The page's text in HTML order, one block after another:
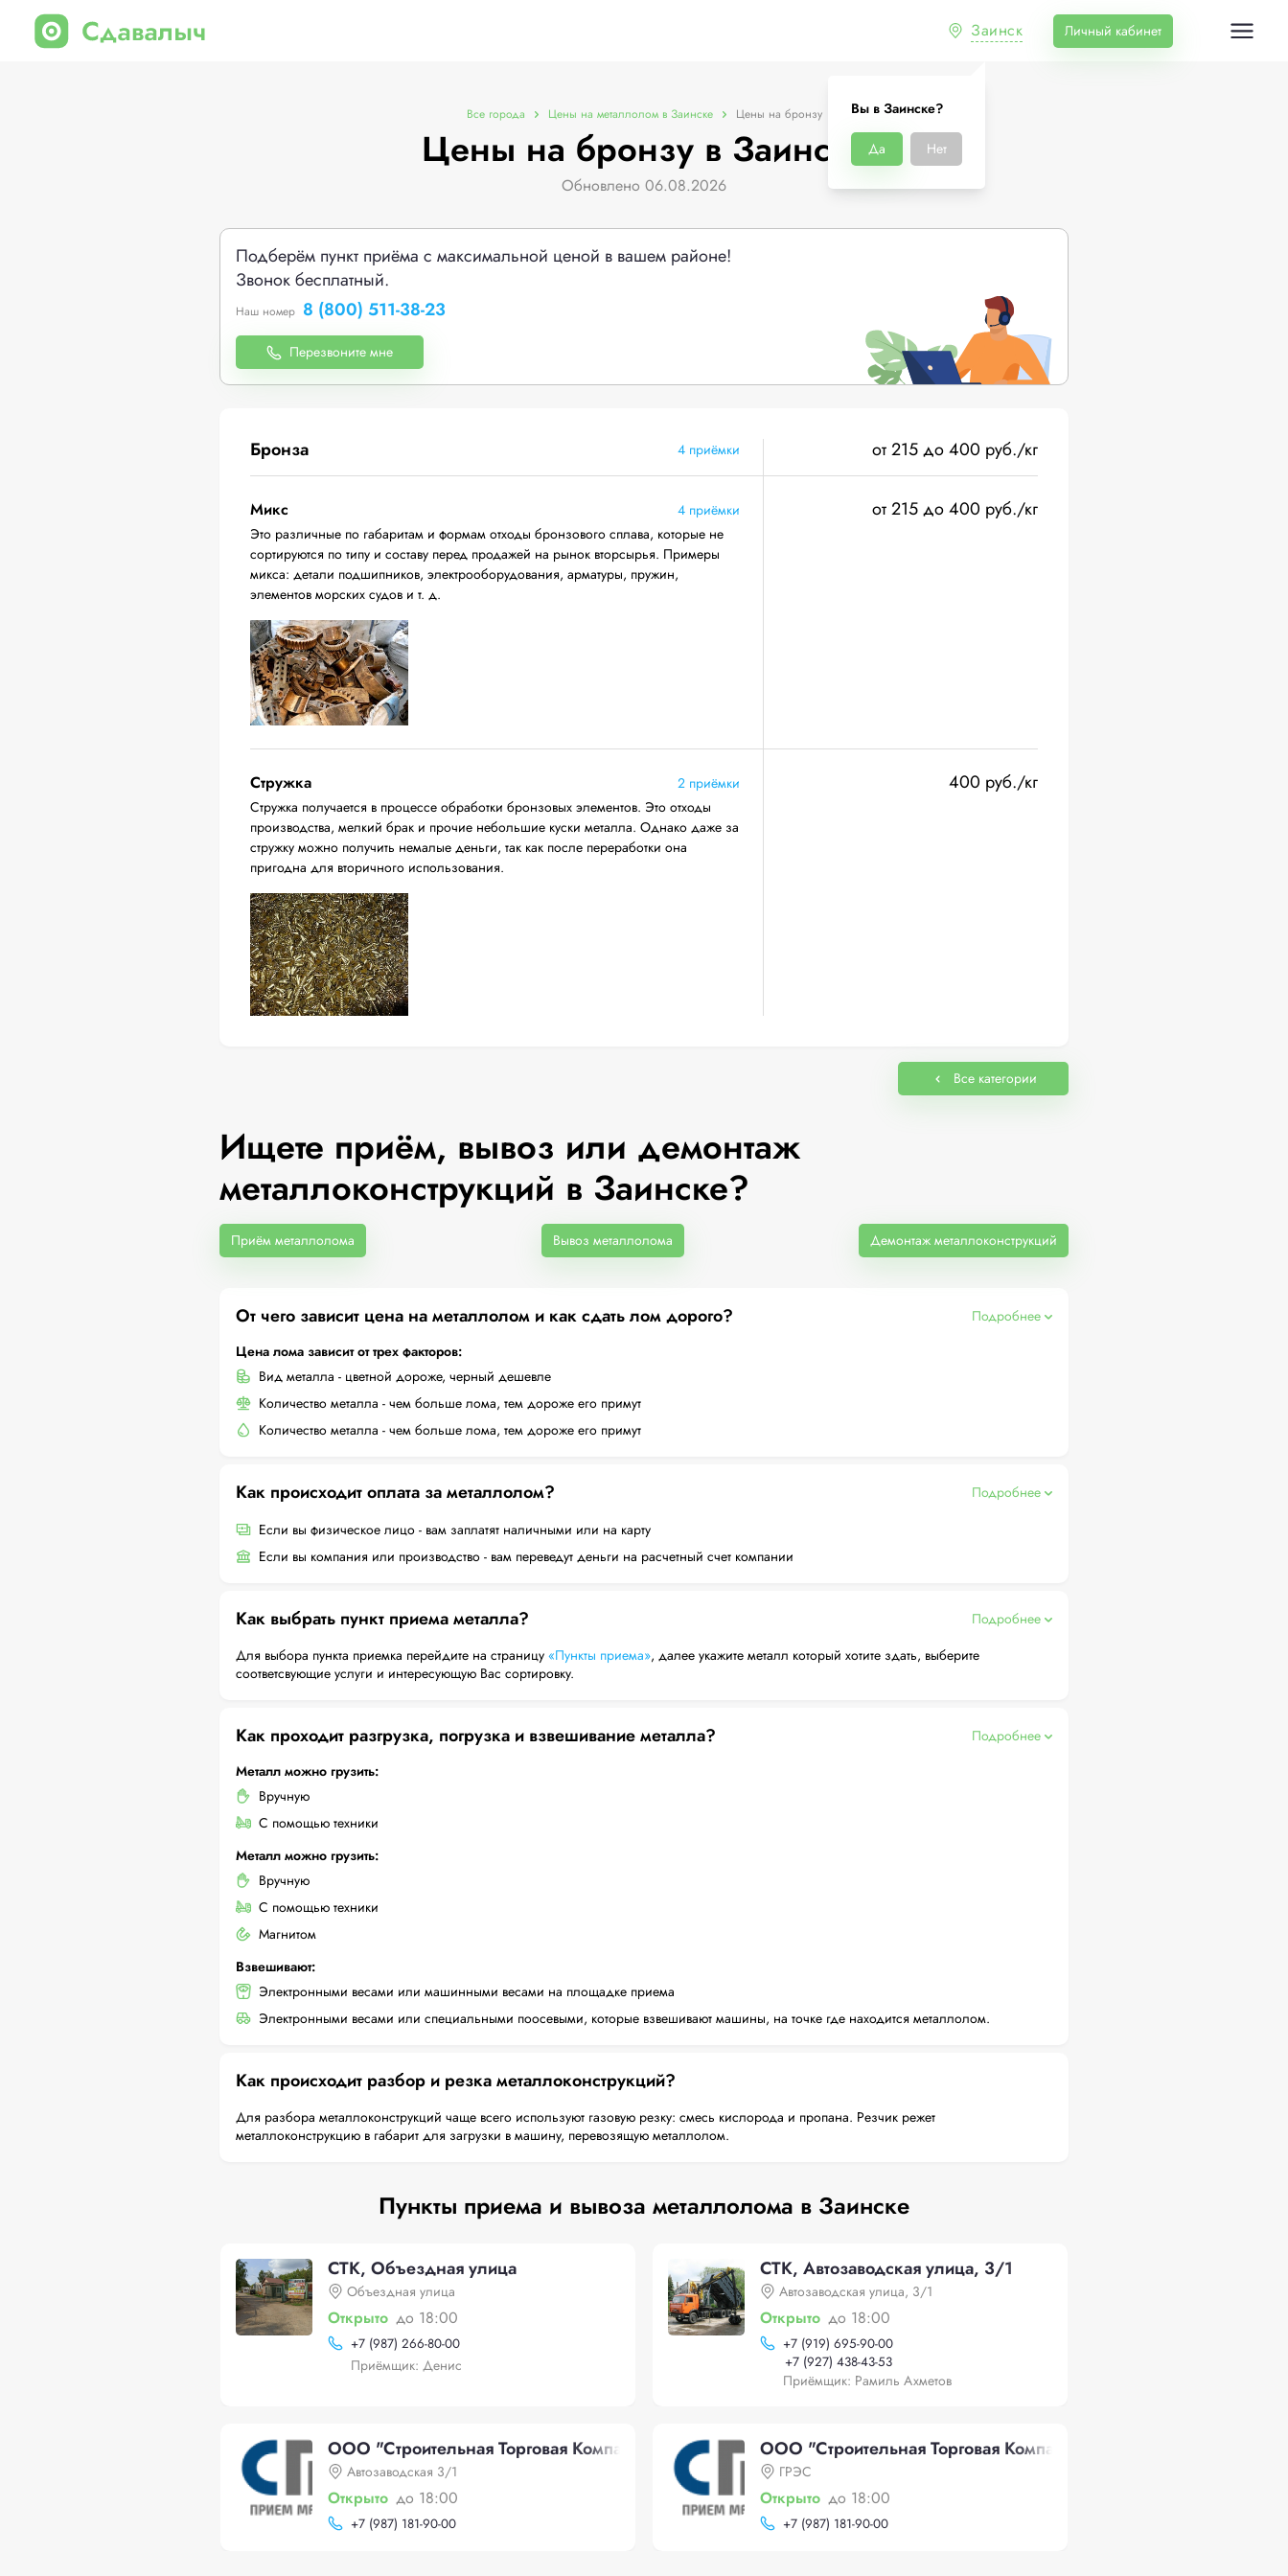
Заинск
Вы в Заинске?
Да Нет
Личный кабинет
Все города Цены на металлолом в Заинске Цены на бронзу
Цены на бронзу в Заинске
Обновлено 06.08.2026
Подберём пункт приёма с максимальной ценой в вашем районе!
Звонок бесплатный.
Наш номер 8 (800) 511-38-23
Перезвоните мне
Бронза 4 приёмки от 215 до 400 руб./кг
Микс
4 приёмки
Это различные по габаритам и формам отходы бронзового сплава, которые не
сортируются по типу и составу перед продажей на рынок вторсырья. Примеры
микса: детали подшипников, электрооборудования, арматуры, пружин,
элементов морских судов и т. д.
от 215 до 400 руб./кг
Стружка
2 приёмки
Стружка получается в процессе обработки бронзовых элементов. Это отходы
производства, мелкий брак и прочие небольшие куски металла. Однако даже за
стружку можно получить немалые деньги, так как после переработки она
пригодна для вторичного использования.
400 руб./кг
Все категории
Ищете приём, вывоз или демонтаж
металлоконструкций в Заинске?
Приём металлолома Вывоз металлолома Демонтаж металлоконструкций
От чего зависит цена на металлолом и как сдать лом дорого?
Подробнее
Цена лома зависит от трех факторов:
Вид металла - цветной дороже, черный дешевле
Количество металла - чем больше лома, тем дороже его примут
Количество металла - чем больше лома, тем дороже его примут
Как происходит оплата за металлолом?
Подробнее
Если вы физическое лицо - вам заплатят наличными или на карту
Если вы компания или производство - вам переведут деньги на расчетный счет компании
Как выбрать пункт приема металла?
Подробнее
Для выбора пункта приемка перейдите на страницу «Пункты приема», далее укажите металл который хотите здать, выберите
соответсвующие услуги и интересующую Вас сортировку.
Как проходит разгрузка, погрузка и взвешивание металла?
Подробнее
Металл можно грузить:
Вручную
С помощью техники
Металл можно грузить:
Вручную
С помощью техники
Магнитом
Взвешивают:
Электронными весами или машинными весами на площадке приема
Электронными весами или специальными поосевыми, которые взвешивают машины, на точке где находится металлолом.
Как происходит разбор и резка металлоконструкций?
Для разбора металлоконструкций чаще всего используют газовую резку: смесь кислорода и пропана. Резчик режет
металлоконструкцию в габарит для загрузки в машину, перевозящую металлолом.
Пункты приема и вывоза металлолома в Заинске
СТК, Объездная улица
Объездная улица
Открыто до 18:00
+7 (987) 266-80-00
Приёмщик: Денис
СТК, Автозаводская улица, 3/1
Автозаводская улица, 3/1
Открыто до 18:00
+7 (919) 695-90-00
+7 (927) 438-43-53
Приёмщик: Рамиль Ахметов
ООО "Строительная Торговая Компания", Автозаводская 3/1
Автозаводская 3/1
Открыто до 18:00
+7 (987) 181-90-00
ООО "Строительная Торговая Компания", ГРЭС
ГРЭС
Открыто до 18:00
+7 (987) 181-90-00